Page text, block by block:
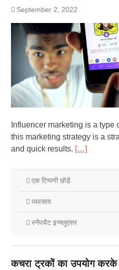
September 2, 2022
Influencer marketing is a
this marketing strategy is a
and quick results. […]
एक टिप्पणी छोड़ें
व्यवसाय
स्नैपचैट इन्फ्लुएंसर
कचरा ट्रकों का उपयोग